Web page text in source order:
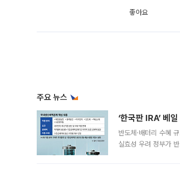
좋아요
주요 뉴스
‘한국판 IRA’ 베
반도체·배터리 수혜
실효성 우려 정부가